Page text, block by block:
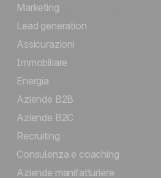
Marketing
Lead generation
Assicurazioni
Immobiliare
Energia
Aziende B2B
Aziende B2C
Recruiting
Consulenza e coaching
Aziende manifatturiere